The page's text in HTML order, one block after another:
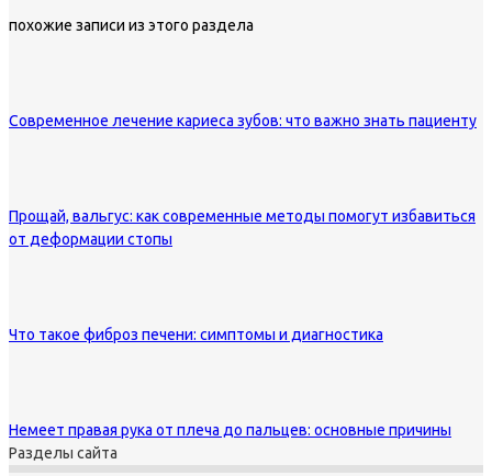
похожие записи из этого раздела
Современное лечение кариеса зубов: что важно знать пациенту
Прощай, вальгус: как современные методы помогут избавиться
от деформации стопы
Что такое фиброз печени: симптомы и диагностика
Немеет правая рука от плеча до пальцев: основные причины
Разделы сайта